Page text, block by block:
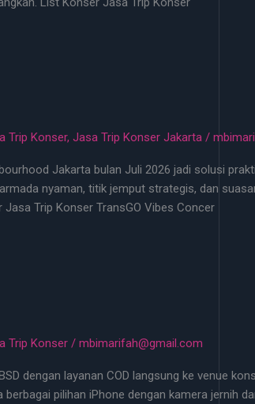
Trip Konser, Jasa Trip Konser Jakarta /
Jakarta bulan Juli 2026 jadi solusi
nyaman, titik jemput strategis, dan
Trip Konser TransGO Vibes Concer
Trip Konser / mbimarifah@gmail.com
dengan layanan COD langsung ke venue
berbagai pilihan iPhone dengan kamera jernih